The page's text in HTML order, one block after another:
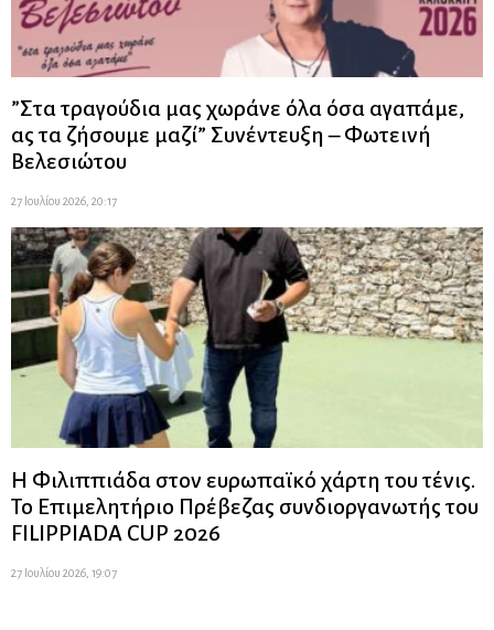
”Στα τραγούδια μας χωράνε όλα όσα αγαπάμε,
ας τα ζήσουμε μαζί” Συνέντευξη – Φωτεινή
Βελεσιώτου
27 Ιουλίου 2026, 20:17
Η Φιλιππιάδα στον ευρωπαϊκό χάρτη του τένις.
Το Επιμελητήριο Πρέβεζας συνδιοργανωτής του
FILIPPIADA CUP 2026
27 Ιουλίου 2026, 19:07